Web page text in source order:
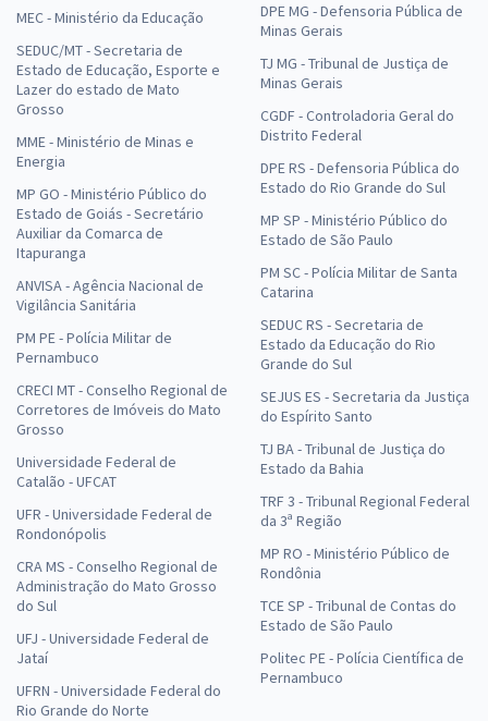
MEC - Ministério da Educação
SEDUC/MT - Secretaria de
Estado de Educação, Esporte e
Lazer do estado de Mato
Grosso
MME - Ministério de Minas e
Energia
MP GO - Ministério Público do
Estado de Goiás - Secretário
Auxiliar da Comarca de
Itapuranga
ANVISA - Agência Nacional de
Vigilância Sanitária
PM PE - Polícia Militar de
Pernambuco
CRECI MT - Conselho Regional de
Corretores de Imóveis do Mato
Grosso
Universidade Federal de
Catalão - UFCAT
UFR - Universidade Federal de
Rondonópolis
CRA MS - Conselho Regional de
Administração do Mato Grosso
do Sul
UFJ - Universidade Federal de
Jataí
UFRN - Universidade Federal do
Rio Grande do Norte
DPE MG - Defensoria Pública de
Minas Gerais
TJ MG - Tribunal de Justiça de
Minas Gerais
CGDF - Controladoria Geral do
Distrito Federal
DPE RS - Defensoria Pública do
Estado do Rio Grande do Sul
MP SP - Ministério Público do
Estado de São Paulo
PM SC - Polícia Militar de Santa
Catarina
SEDUC RS - Secretaria de
Estado da Educação do Rio
Grande do Sul
SEJUS ES - Secretaria da Justiça
do Espírito Santo
TJ BA - Tribunal de Justiça do
Estado da Bahia
TRF 3 - Tribunal Regional Federal
da 3ª Região
MP RO - Ministério Público de
Rondônia
TCE SP - Tribunal de Contas do
Estado de São Paulo
Politec PE - Polícia Científica de
Pernambuco